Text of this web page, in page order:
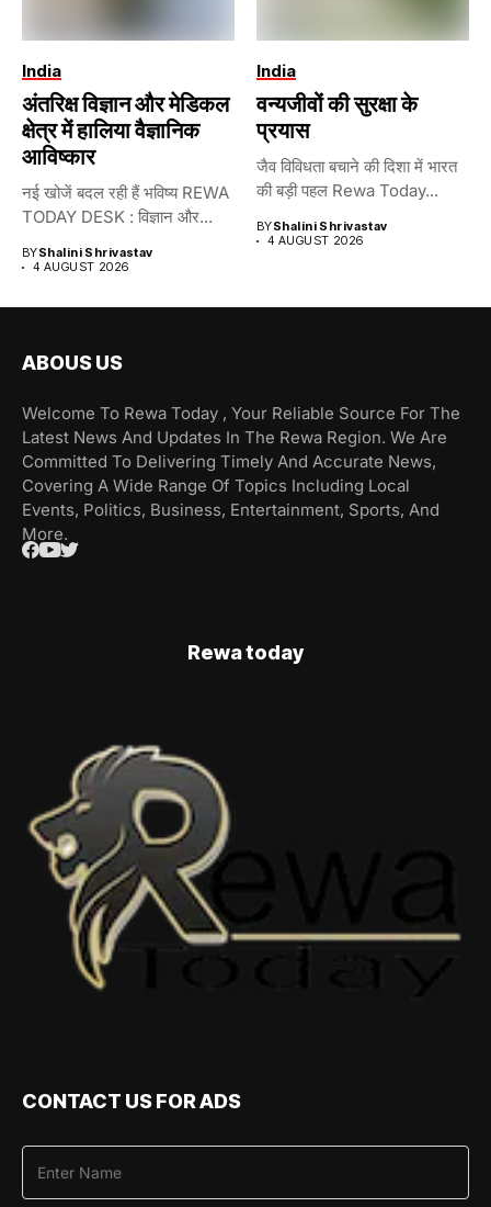
India
अंतरिक्ष विज्ञान और मेडिकल
क्षेत्र में हालिया वैज्ञानिक
आविष्कार
नई खोजें बदल रही हैं भविष्य REWA
TODAY DESK : विज्ञान और...
BYShalini Shrivastav
4 AUGUST 2026
India
वन्यजीवों की सुरक्षा के
प्रयास
जैव विविधता बचाने की दिशा में भारत
की बड़ी पहल Rewa Today...
BYShalini Shrivastav
4 AUGUST 2026
ABOUS US
Welcome To Rewa Today , Your Reliable Source For The
Latest News And Updates In The Rewa Region. We Are
Committed To Delivering Timely And Accurate News,
Covering A Wide Range Of Topics Including Local
Events, Politics, Business, Entertainment, Sports, And
More.
Rewa today
CONTACT US FOR ADS